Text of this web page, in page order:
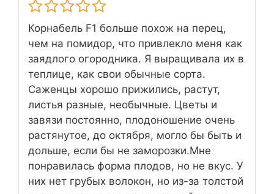
Корнабель F1 больше похож на перец,
чем на помидор, что привлекло меня как
заядлого огородника. Я выращивала их в
теплице, как свои обычные сорта.
Саженцы хорошо прижились, растут,
листья разные, необычные. Цветы и
завязи постоянно, плодоношение очень
растянутое, до октября, могло бы быть и
дольше, если бы не заморозки.Мне
понравилась форма плодов, но не вкус. У
них нет грубых волокон, но из-за толстой